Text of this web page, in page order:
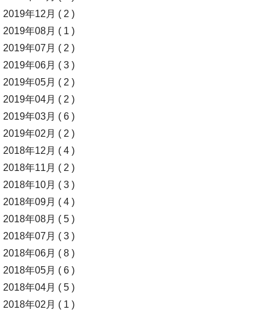
2019年12月 ( 2 )
2019年08月 ( 1 )
2019年07月 ( 2 )
2019年06月 ( 3 )
2019年05月 ( 2 )
2019年04月 ( 2 )
2019年03月 ( 6 )
2019年02月 ( 2 )
2018年12月 ( 4 )
2018年11月 ( 2 )
2018年10月 ( 3 )
2018年09月 ( 4 )
2018年08月 ( 5 )
2018年07月 ( 3 )
2018年06月 ( 8 )
2018年05月 ( 6 )
2018年04月 ( 5 )
2018年02月 ( 1 )